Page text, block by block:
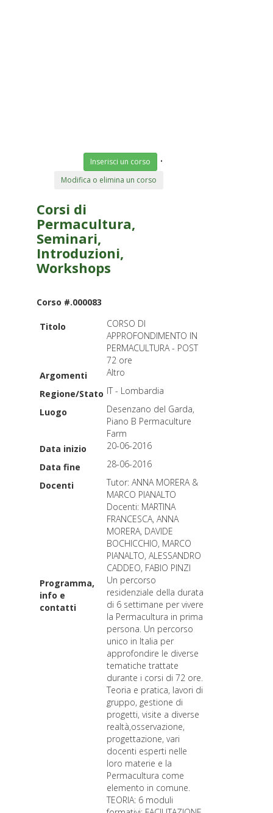
Inserisci un corso •
Modifica o elimina un corso
Corsi di
Permacultura,
Seminari,
Introduzioni,
Workshops
Corso #.000083
Titolo
CORSO DI
APPROFONDIMENTO IN
PERMACULTURA - POST
72 ore
Argomenti
Altro
Regione/Stato IT - Lombardia
Luogo
Desenzano del Garda,
Piano B Permaculture
Farm
Data inizio
20-06-2016
Data fine
28-06-2016
Docenti
Tutor: ANNA MORERA &
MARCO PIANALTO
Docenti: MARTINA
FRANCESCA, ANNA
MORERA, DAVIDE
BOCHICCHIO, MARCO
PIANALTO, ALESSANDRO
CADDEO, FABIO PINZI
Programma,
info e
contatti
Un percorso
residenziale della durata
di 6 settimane per vivere
la Permacultura in prima
persona. Un percorso
unico in Italia per
approfondire le diverse
tematiche trattate
durante i corsi di 72 ore.
Teoria e pratica, lavori di
gruppo, gestione di
progetti, visite a diverse
realtà,osservazione,
progettazione, vari
docenti esperti nelle
loro materie e la
Permacultura come
elemento in comune.
TEORIA: 6 moduli